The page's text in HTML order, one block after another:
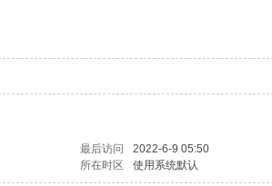
最后访问
2022-6-9 05:50
所在时区 使用系统默认